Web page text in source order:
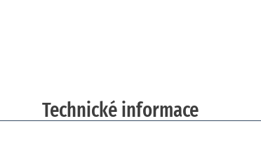
Technické informace